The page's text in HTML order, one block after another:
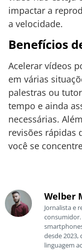
impactar a
a velocidade.
Benefícios
Acelerar vídeos
em várias
palestras ou
tempo e ainda
necessárias.
revisões rápidas
você se
Welber
Jornalista e
consumidor.
desde
linguagem